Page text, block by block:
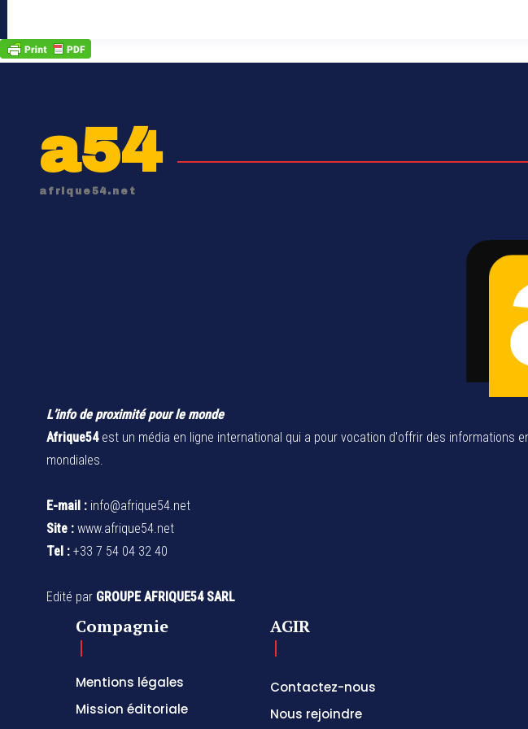
a54
afrique54.net
L’info de proximité pour le monde
Afrique54est un média en ligne international qui a pour vocation d'offrir des informations
mondiales.
E-mail : info@afrique54.net
Site : www.afrique54.net
Tel : +33 7 54 04 32 40
Edité par GROUPE AFRIQUE54 SARL
Compagnie
Mentions légales
Mission éditoriale
AGIR
Contactez-nous
Nous rejoindre